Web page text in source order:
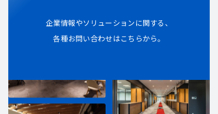
企業情報やソリューションに関する、
各種お問い合わせはこちらから。